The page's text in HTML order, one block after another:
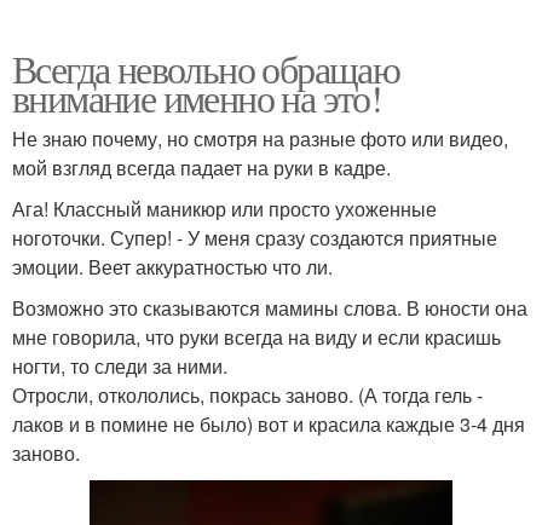
Всегда невольно обращаю
внимание именно на это!
Не знаю почему, но смотря на разные фото или видео,
мой взгляд всегда падает на руки в кадре.
Ага! Классный маникюр или просто ухоженные
ноготочки. Супер! - У меня сразу создаются приятные
эмоции. Веет аккуратностью что ли.
Возможно это сказываются мамины слова. В юности она
мне говорила, что руки всегда на виду и если красишь
ногти, то следи за ними.
Отросли, откололись, покрась заново. (А тогда гель -
лаков и в помине не было) вот и красила каждые 3-4 дня
заново.